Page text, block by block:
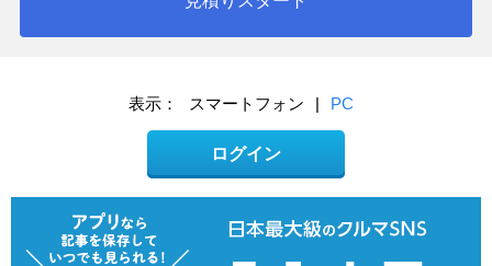
表示： スマートフォン | PC
ログイン